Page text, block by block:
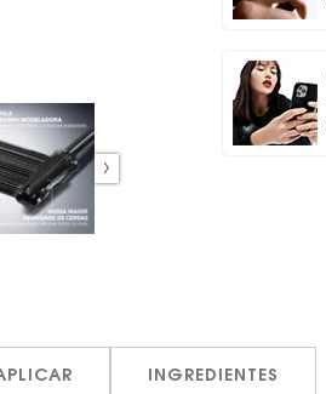
INGREDIENTES